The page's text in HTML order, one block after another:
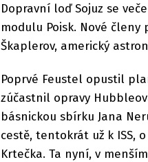
Dopravní loď Sojuz se
modulu Poisk. Nové členy
Škaplerov, americký
Poprvé Feustel opustil
zúčastnil opravy
básnickou sbírku Jana
cestě, tentokrát už k ISS,
Krtečka. Ta nyní, v